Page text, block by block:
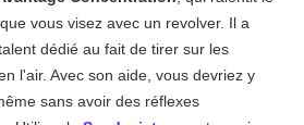
vous visez avec un revolver. Il a
dédié au fait de tirer sur les
l'air. Avec son aide, vous devriez y
sans avoir des réflexes